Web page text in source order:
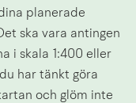
planerade
ska vara antingen
i skala 1:400 eller
har tänkt göra
och glöm inte